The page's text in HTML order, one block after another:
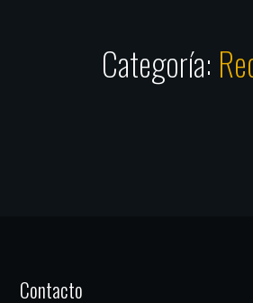
Categoría:
Contacto